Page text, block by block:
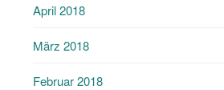
April 2018
März 2018
Februar 2018